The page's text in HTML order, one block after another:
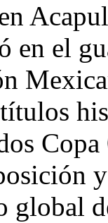
en el
global